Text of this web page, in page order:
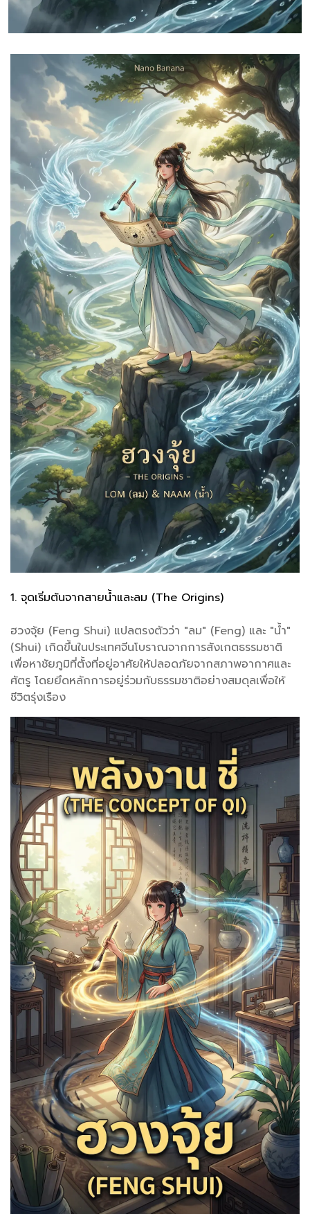
1. จุดเริ่มต้นจากสายน้ำและลม (The Origins)
ฮวงจุ้ย (Feng Shui) แปลตรงตัวว่า "ลม" (Feng) และ "น้ำ"
(Shui) เกิดขึ้นในประเทศจีนโบราณจากการสังเกตธรรมชาติ
เพื่อหาชัยภูมิที่ตั้งที่อยู่อาศัยให้ปลอดภัยจากสภาพอากาศและ
ศัตรู โดยยึดหลักการอยู่ร่วมกับธรรมชาติอย่างสมดุลเพื่อให้
ชีวิตรุ่งเรือง